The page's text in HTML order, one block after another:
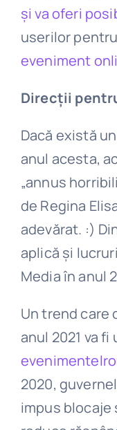
și va oferi
userilor
eveniment
Direcții
Dacă există
anul acesta,
„annus
de Regina
adevărat. :)
aplică și
Media în anul
Un trend care
anul 2021 va
2020,
impus blocaje